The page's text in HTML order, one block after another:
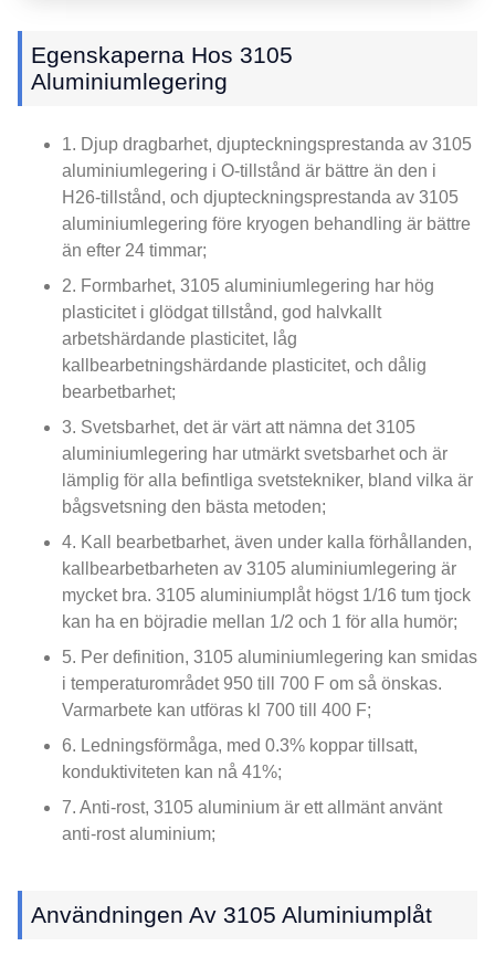
Egenskaperna Hos 3105
Aluminiumlegering
1. Djup dragbarhet, djupteckningsprestanda av 3105
aluminiumlegering i O-tillstånd är bättre än den i
H26-tillstånd, och djupteckningsprestanda av 3105
aluminiumlegering före kryogen behandling är bättre
än efter 24 timmar;
2. Formbarhet, 3105 aluminiumlegering har hög
plasticitet i glödgat tillstånd, god halvkallt
arbetshärdande plasticitet, låg
kallbearbetningshärdande plasticitet, och dålig
bearbetbarhet;
3. Svetsbarhet, det är värt att nämna det 3105
aluminiumlegering har utmärkt svetsbarhet och är
lämplig för alla befintliga svetstekniker, bland vilka är
bågsvetsning den bästa metoden;
4. Kall bearbetbarhet, även under kalla förhållanden,
kallbearbetbarheten av 3105 aluminiumlegering är
mycket bra. 3105 aluminiumplåt högst 1/16 tum tjock
kan ha en böjradie mellan 1/2 och 1 för alla humör;
5. Per definition, 3105 aluminiumlegering kan smidas
i temperaturområdet 950 till 700 F om så önskas.
Varmarbete kan utföras kl 700 till 400 F;
6. Ledningsförmåga, med 0.3% koppar tillsatt,
konduktiviteten kan nå 41%;
7. Anti-rost, 3105 aluminium är ett allmänt använt
anti-rost aluminium;
Användningen Av 3105 Aluminiumplåt